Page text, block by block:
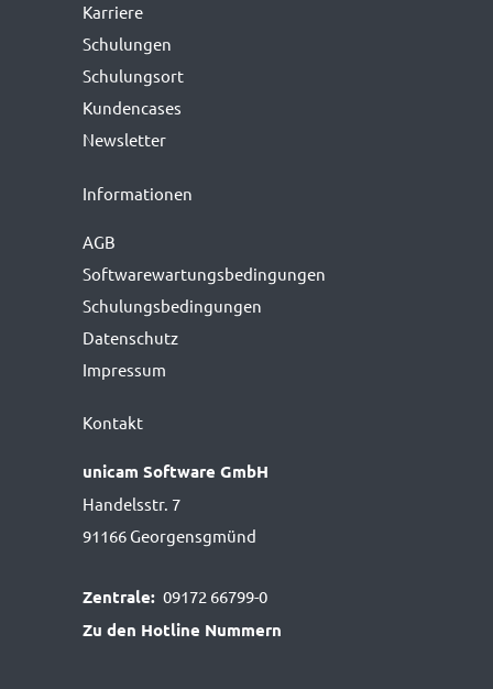
Karriere
Schulungen
Schulungsort
Kundencases
Newsletter
Informationen
AGB
Softwarewartungs­bedingungen
Schulungsbedingungen
Datenschutz
Impressum
Kontakt
unicam Software GmbH
Handelsstr. 7
91166 Georgensgmünd
Zentrale: 09172 66799-0
Zu den Hotline Nummern